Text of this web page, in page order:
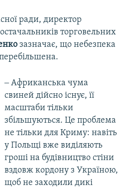
ради, директор
торговельних
зазначає, що небезпека
‒ Африканська чума
свиней дійсно існує, її
масштаби тільки
збільшуються. Це проблема
не тільки для Криму: навіть
у Польщі вже виділяють
гроші на будівництво стіни
вздовж кордону з Україною,
щоб не заходили дикі